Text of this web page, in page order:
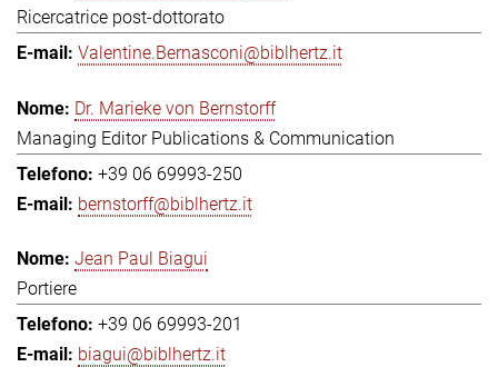
Ricercatrice post-dottorato
Valentine.Bernasconi@biblhertz.it
Dr. Marieke von Bernstorff
Managing Editor Publications & Communication
+39 06 69993-250
bernstorff@biblhertz.it
Jean Paul Biagui
Portiere
+39 06 69993-201
biagui@biblhertz.it